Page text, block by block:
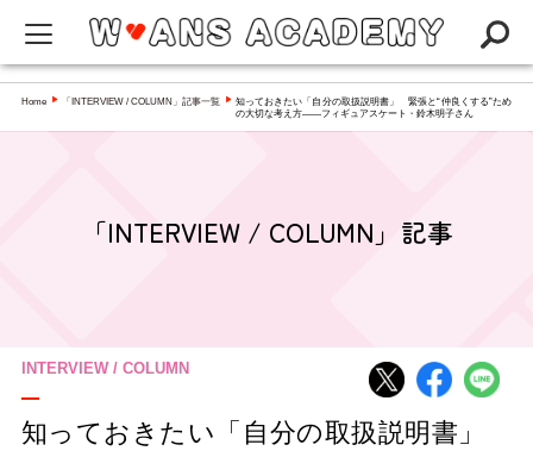
W-ANS ACADEMYってなに？
Q&A
アカデミー
Home ▶ 「INTERVIEW / COLUMN」記事一覧 ▶ 知っておきたい「自分の取扱説明書」 緊張と“仲良くする”ため
の大切な考え方――フィギュアスケート・鈴木明子さん
「INTERVIEW / COLUMN」記事
INTERVIEW / COLUMN
知っておきたい「自分の取扱説明書」